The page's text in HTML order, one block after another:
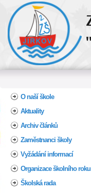
O naší škole
Aktuality
Archiv článků
Zaměstnanci školy
Vyžádání informací
Organizace školního roku
Školská rada